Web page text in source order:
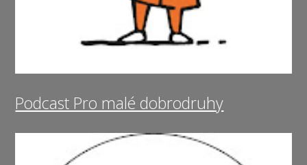
Podcast Pro malé dobrodruhy